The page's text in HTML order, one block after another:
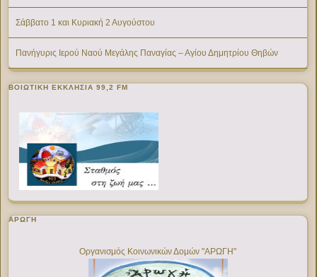
Σάββατο 1 και Κυριακή 2 Αυγούστου
Πανήγυρις Ιερού Ναού Μεγάλης Παναγίας – Αγίου Δημητρίου Θηβών
ΒΟΙΩΤΙΚΉ ΕΚΚΛΗΣΊΑ 99,2 FM
ΑΡΩΓΗ
Οργανισμός Κοινωνικών Δομών "ΑΡΩΓΗ"